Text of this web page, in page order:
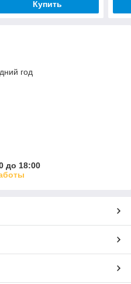
Купить
год
до 18:00